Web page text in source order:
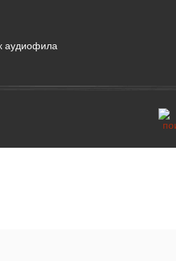
аудиофила